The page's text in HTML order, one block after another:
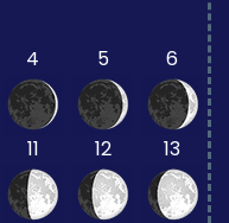
4 5 6
11 12 13